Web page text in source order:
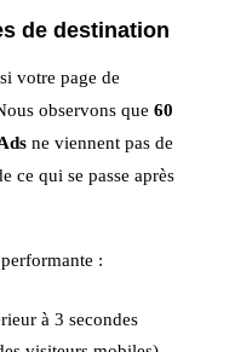
de destination
votre page de
observons que 60
ne viennent pas de
ce qui se passe après
:
à 3 secondes